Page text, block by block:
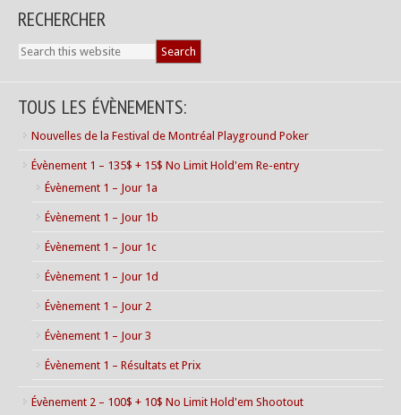
RECHERCHER
TOUS LES ÉVÈNEMENTS:
Nouvelles de la Festival de Montréal Playground Poker
Évènement 1 – 135$ + 15$ No Limit Hold'em Re-entry
Évènement 1 – Jour 1a
Évènement 1 – Jour 1b
Évènement 1 – Jour 1c
Évènement 1 – Jour 1d
Évènement 1 – Jour 2
Évènement 1 – Jour 3
Évènement 1 – Résultats et Prix
Évènement 2 – 100$ + 10$ No Limit Hold'em Shootout